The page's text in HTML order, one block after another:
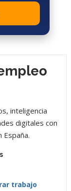
inteligencia
digitales con
trabajo